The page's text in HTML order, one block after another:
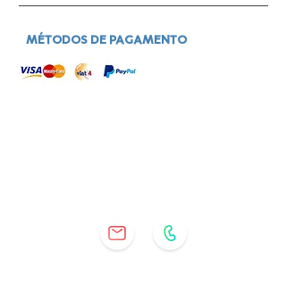
MÉTODOS DE PAGAMENTO